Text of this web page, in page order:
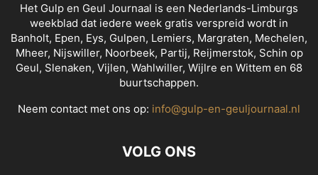
Het Gulp en Geul Journaal is een Nederlands-Limburgs
weekblad dat iedere week gratis verspreid wordt in
Banholt, Epen, Eys, Gulpen, Lemiers, Margraten, Mechelen,
Mheer, Nijswiller, Noorbeek, Partij, Reijmerstok, Schin op
Geul, Slenaken, Vijlen, Wahlwiller, Wijlre en Wittem en 68
buurtschappen.
Neem contact met ons op: info@gulp-en-geuljournaal.nl
VOLG ONS